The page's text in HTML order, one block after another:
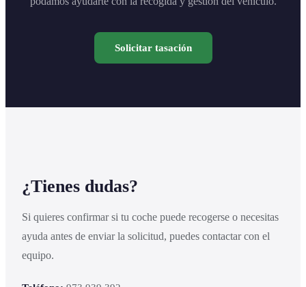
Solicitar tasación
¿Tienes dudas?
Si quieres confirmar si tu coche puede recogerse o necesitas
ayuda antes de enviar la solicitud, puedes contactar con el
equipo.